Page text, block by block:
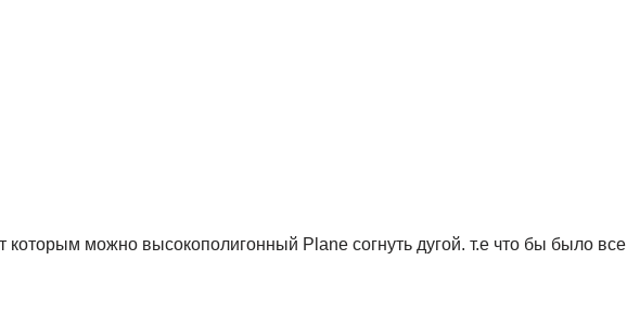
которым можно высокополигонный Plane согнуть дугой. т.е что бы было все